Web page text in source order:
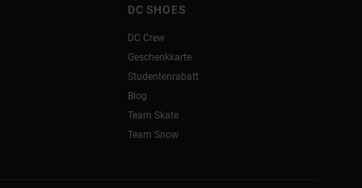
DC SHOES
DC Crew
Geschenkkarte
Studentenrabatt
Blog
Team Skate
Team Snow